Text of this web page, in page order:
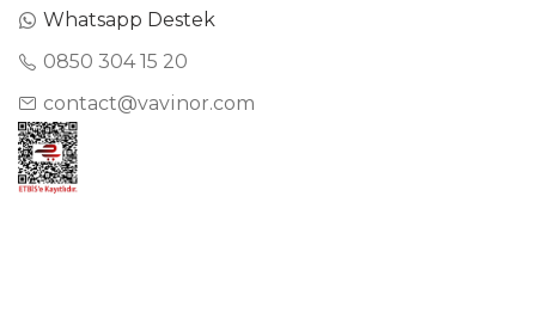
Whatsapp Destek
0850 304 15 20
contact@vavinor.com